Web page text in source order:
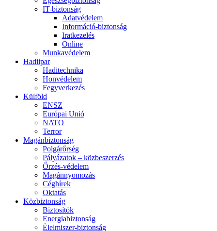
IT-biztonság
Adatvédelem
Információ-biztonság
Iratkezelés
Online
Munkavédelem
Hadiipar
Haditechnika
Honvédelem
Fegyverkezés
Külföld
ENSZ
Európai Unió
NATO
Terror
Magánbiztonság
Polgárőrség
Pályázatok – közbeszerzés
Őrzés-védelem
Magánnyomozás
Céghírek
Oktatás
Közbiztonság
Biztosítók
Energiabiztonság
Élelmiszer-biztonság